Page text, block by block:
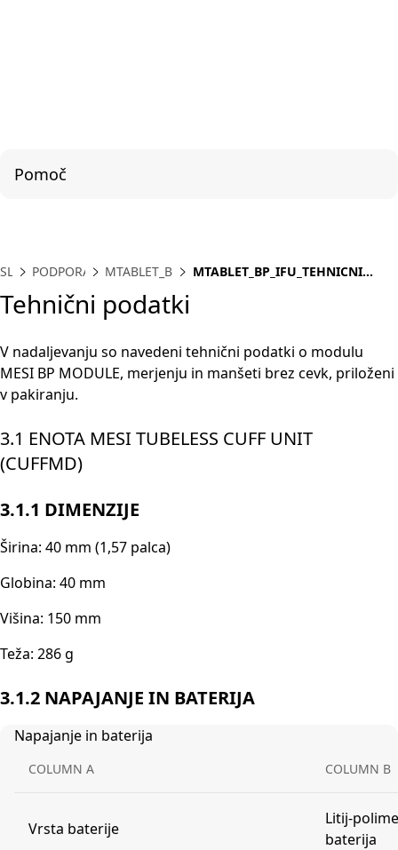
Pomoč
SL PODPORA MTABLET_BP
MTABLET_BP_IFU_TEHNICNI
Tehnični podatki
V nadaljevanju so navedeni tehnični podatki o modulu
MESI BP MODULE, merjenju in manšeti brez cevk, priloženi
v pakiranju.
3.1 ENOTA MESI TUBELESS CUFF UNIT
(CUFFMD)
3.1.1 DIMENZIJE
Širina: 40 mm (1,57 palca)
Globina: 40 mm
Višina: 150 mm
Teža: 286 g
3.1.2 NAPAJANJE IN BATERIJA
Napajanje in baterija
COLUMN A COLUMN B
Vrsta baterije
Litij-
baterija